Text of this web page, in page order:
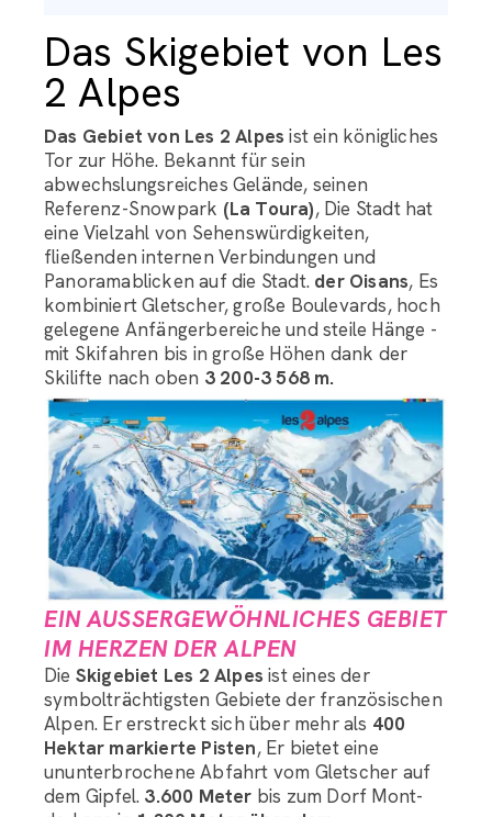
Das Skigebiet von Les
2 Alpes
Das Gebiet von Les 2 Alpes ist ein königliches
Tor zur Höhe. Bekannt für sein
abwechslungsreiches Gelände, seinen
Referenz-Snowpark (La Toura), Die Stadt hat
eine Vielzahl von Sehenswürdigkeiten,
fließenden internen Verbindungen und
Panoramablicken auf die Stadt. der Oisans, Es
kombiniert Gletscher, große Boulevards, hoch
gelegene Anfängerbereiche und steile Hänge -
mit Skifahren bis in große Höhen dank der
Skilifte nach oben 3 200-3 568 m.
EIN AUSSERGEWÖHNLICHES GEBIET I
M HERZEN DER ALPEN
Die Skigebiet Les 2 Alpes ist eines der
symbolträchtigsten Gebiete der französischen
Alpen. Er erstreckt sich über mehr als 400
Hektar markierte Pisten, Er bietet eine
ununterbrochene Abfahrt vom Gletscher auf
dem Gipfel. 3.600 Meter bis zum Dorf Mont-